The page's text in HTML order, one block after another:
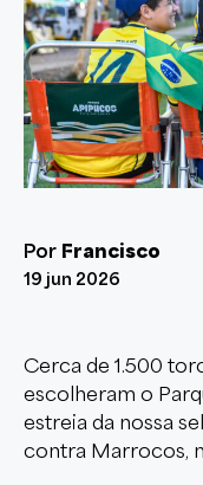
Por Francisco
19 jun 2026
Cerca de 1.500
escolheram o
estreia da nossa
contra Marrocos,